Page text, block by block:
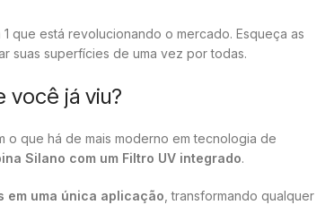
que está revolucionando o mercado. Esqueça as
suas superfícies de uma vez por todas.
você já viu?
o que há de mais moderno em tecnologia de
Silano com um Filtro UV integrado.
em uma única aplicação , transformando qualquer